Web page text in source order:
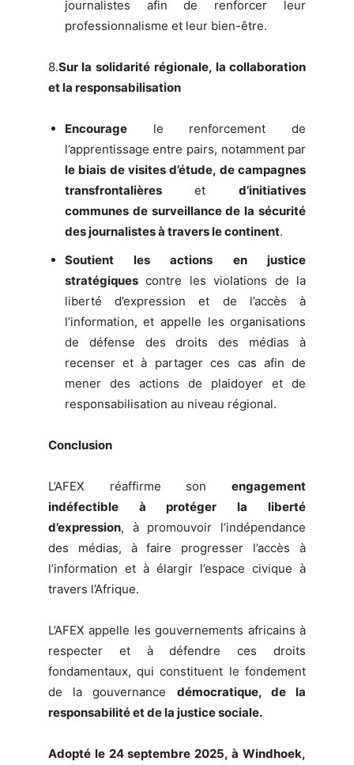
journalistes afin de renforcer leur
professionnalisme et leur bien-être.
8.Sur la solidarité régionale, la collaboration
et la responsabilisation
Encouragele renforcement de
l’apprentissage entre pairs, notamment par
le biais de visites d’étude, de campagnes
transfrontalières etd’initiatives
communes de surveillance de la sécurité
des journalistes à travers le continent.
Soutient les actions en justice
stratégiquescontre les violations de la
liberté d’expression et de l’accès à
l’information, et appelle les organisations
de défense des droits des médias à
recenser et à partager ces cas afin de
mener des actions de plaidoyer et de
responsabilisation au niveau régional.
Conclusion
L’AFEX réaffirme sonengagement
indéfectible à protéger la liberté
d’expression, à promouvoir l’indépendance
des médias, à faire progresser l’accès à
l’information et à élargir l’espace civique à
travers l’Afrique.
L’AFEX appelle les gouvernements africains à
respecter et à défendre ces droits
fondamentaux, qui constituent le fondement
de la gouvernance démocratique, de la
responsabilité et de la justice sociale.
Adopté le 24 septembre 2025, à Windhoek,